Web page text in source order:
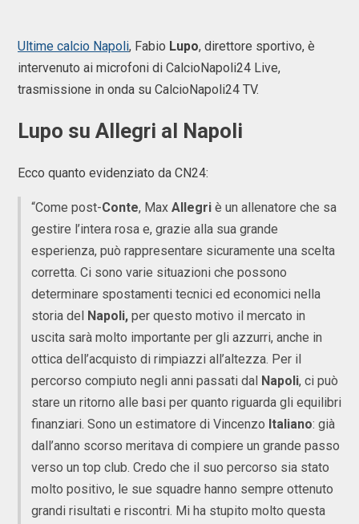
Ultime calcio Napoli, Fabio Lupo, direttore sportivo, è
intervenuto ai microfoni di CalcioNapoli24 Live,
trasmissione in onda su CalcioNapoli24 TV.
Lupo su Allegri al Napoli
Ecco quanto evidenziato da CN24:
“Come post-Conte, Max Allegri è un allenatore che sa
gestire l’intera rosa e, grazie alla sua grande
esperienza, può rappresentare sicuramente una scelta
corretta. Ci sono varie situazioni che possono
determinare spostamenti tecnici ed economici nella
storia del
Napoli, per questo motivo il mercato in
uscita sarà molto importante per gli azzurri, anche in
ottica dell’acquisto di rimpiazzi all’altezza. Per il
percorso compiuto negli anni passati dal Napoli, ci può
stare un ritorno alle basi per quanto riguarda gli equilibri
finanziari. Sono un estimatore di Vincenzo Italiano: già
dall’anno scorso meritava di compiere un grande passo
verso un top club. Credo che il suo percorso sia stato
molto positivo, le sue squadre hanno sempre ottenuto
grandi risultati e riscontri. Mi ha stupito molto questa